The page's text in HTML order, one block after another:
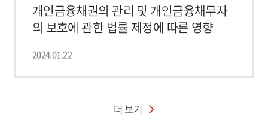
개인금융채권의 관리 및 개인금융채무자
의 보호에 관한 법률 제정에 따른 영향
2024.01.22
더 보기